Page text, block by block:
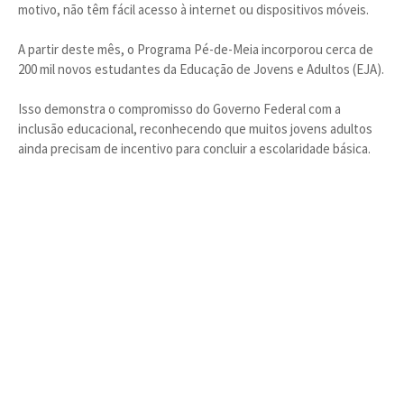
motivo, não têm fácil acesso à internet ou dispositivos móveis.
A partir deste mês, o Programa Pé-de-Meia incorporou cerca de
200 mil novos estudantes da Educação de Jovens e Adultos (EJA).
Isso demonstra o compromisso do Governo Federal com a
inclusão educacional, reconhecendo que muitos jovens adultos
ainda precisam de incentivo para concluir a escolaridade básica.